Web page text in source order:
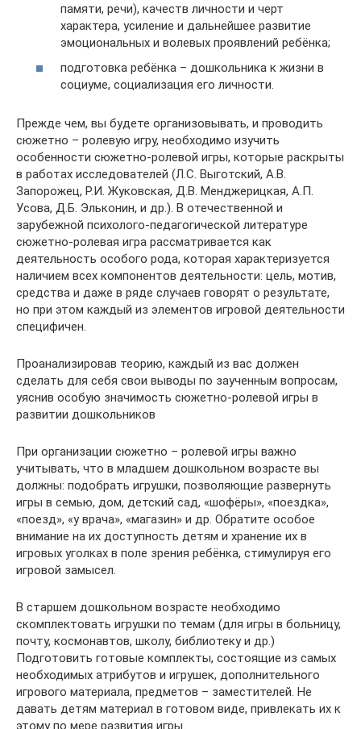
памяти, речи), качеств личности и черт
характера, усиление и дальнейшее развитие
эмоциональных и волевых проявлений ребёнка;
подготовка ребёнка – дошкольника к жизни в
социуме, социализация его личности.
Прежде чем, вы будете организовывать, и проводить
сюжетно – ролевую игру, необходимо изучить
особенности сюжетно-ролевой игры, которые раскрыты
в работах исследователей (Л.С. Выготский, А.В.
Запорожец, Р.И. Жуковская, Д.В. Менджерицкая, А.П.
Усова, Д.Б. Эльконин, и др.). В отечественной и
зарубежной психолого-педагогической литературе
сюжетно-ролевая игра рассматривается как
деятельность особого рода, которая характеризуется
наличием всех компонентов деятельности: цель, мотив,
средства и даже в ряде случаев говорят о результате,
но при этом каждый из элементов игровой деятельности
специфичен.
Проанализировав теорию, каждый из вас должен
сделать для себя свои выводы по заученным вопросам,
уяснив особую значимость сюжетно-ролевой игры в
развитии дошкольников
При организации сюжетно – ролевой игры важно
учитывать, что в младшем дошкольном возрасте вы
должны: подобрать игрушки, позволяющие развернуть
игры в семью, дом, детский сад, «шофёры», «поездка»,
«поезд», «у врача», «магазин» и др. Обратите особое
внимание на их доступность детям и хранение их в
игровых уголках в поле зрения ребёнка, стимулируя его
игровой замысел.
В старшем дошкольном возрасте необходимо
скомплектовать игрушки по темам (для игры в больницу,
почту, космонавтов, школу, библиотеку и др.)
Подготовить готовые комплекты, состоящие из самых
необходимых атрибутов и игрушек, дополнительного
игрового материала, предметов – заместителей. Не
давать детям материал в готовом виде, привлекать их к
этому по мере развития игры.